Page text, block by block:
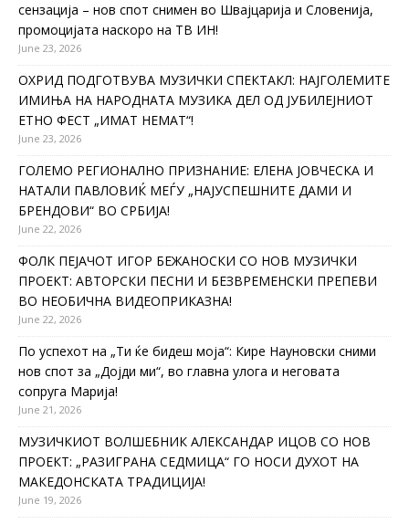
сензација – нов спот снимен во Швајцарија и Словенија,
промоцијата наскоро на ТВ ИН!
June 23, 2026
ОХРИД ПОДГОТВУВА МУЗИЧКИ СПЕКТАКЛ: НАЈГОЛЕМИТЕ
ИМИЊА НА НАРОДНАТА МУЗИКА ДЕЛ ОД ЈУБИЛЕЈНИОТ
ЕТНО ФЕСТ „ИМАТ НЕМАТ“!
June 23, 2026
ГОЛЕМО РЕГИОНАЛНО ПРИЗНАНИЕ: ЕЛЕНА ЈОВЧЕСКА И
НАТАЛИ ПАВЛОВИЌ МЕЃУ „НАЈУСПЕШНИТЕ ДАМИ И
БРЕНДОВИ“ ВО СРБИЈА!
June 22, 2026
ФОЛК ПЕЈАЧОТ ИГОР БЕЖАНОСКИ СО НОВ МУЗИЧКИ
ПРОЕКТ: АВТОРСКИ ПЕСНИ И БЕЗВРЕМЕНСКИ ПРЕПЕВИ
ВО НЕОБИЧНА ВИДЕОПРИКАЗНА!
June 22, 2026
По успехот на „Ти ќе бидеш моја“: Кире Науновски сними
нов спот за „Дојди ми“, во главна улога и неговата
сопруга Марија!
June 21, 2026
МУЗИЧКИОТ ВОЛШЕБНИК АЛЕКСАНДАР ИЦОВ СО НОВ
ПРОЕКТ: „РАЗИГРАНА СЕДМИЦА“ ГО НОСИ ДУХОТ НА
МАКЕДОНСКАТА ТРАДИЦИЈА!
June 19, 2026